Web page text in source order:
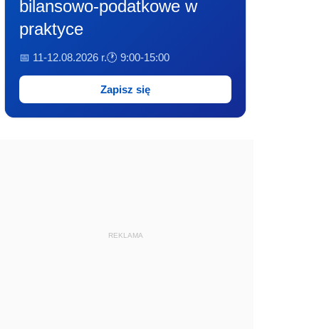
bilansowo-podatkowe w
praktyce
📅 11-12.08.2026 r.🕐 9:00-15:00
Zapisz się
REKLAMA